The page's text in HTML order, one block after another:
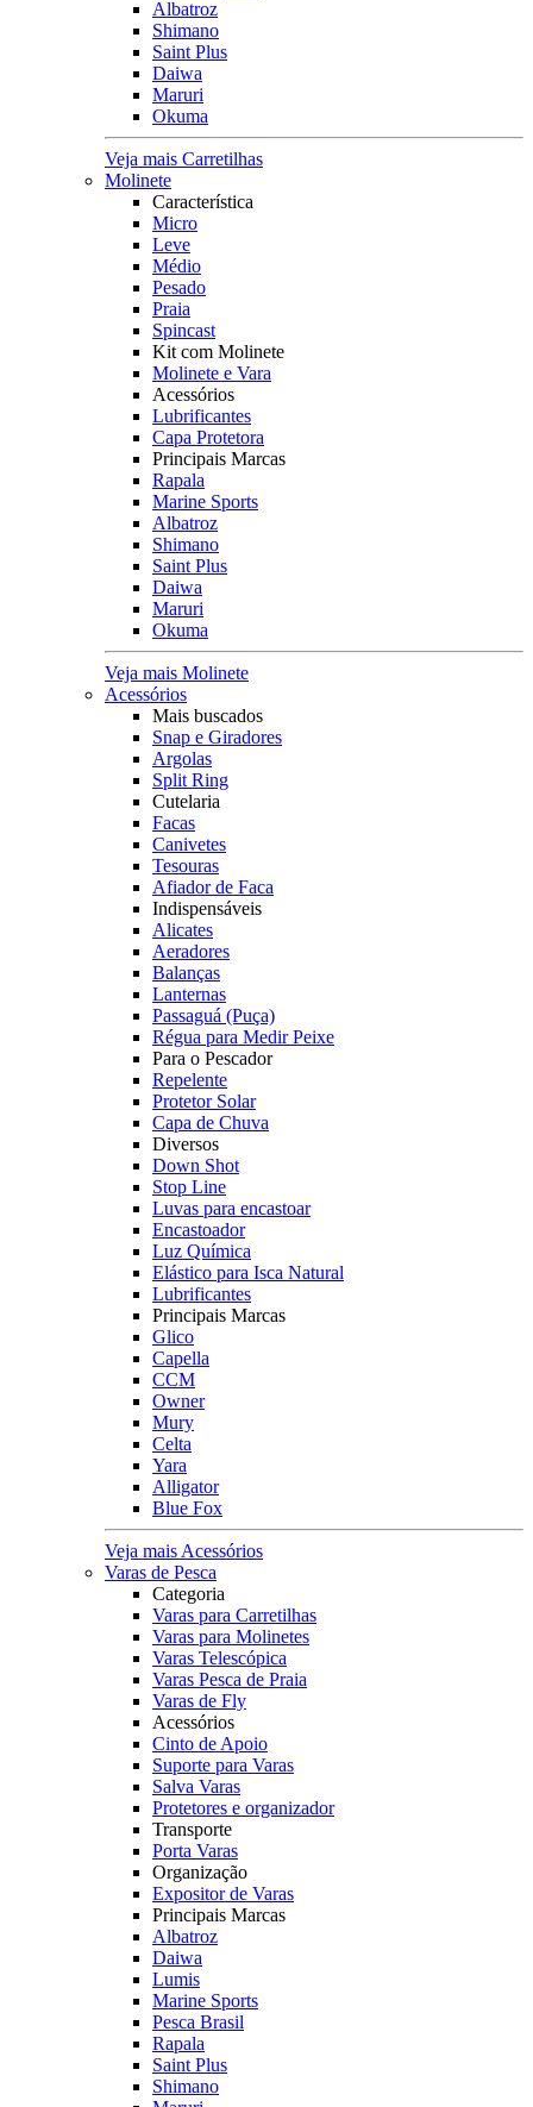
Albatroz
Shimano
Saint Plus
Daiwa
Maruri
Okuma
Veja mais Carretilhas
Molinete
Característica
Micro
Leve
Médio
Pesado
Praia
Spincast
Kit com Molinete
Molinete e Vara
Acessórios
Lubrificantes
Capa Protetora
Principais Marcas
Rapala
Marine Sports
Albatroz
Shimano
Saint Plus
Daiwa
Maruri
Okuma
Veja mais Molinete
Acessórios
Mais buscados
Snap e Giradores
Argolas
Split Ring
Cutelaria
Facas
Canivetes
Tesouras
Afiador de Faca
Indispensáveis
Alicates
Aeradores
Balanças
Lanternas
Passaguá (Puça)
Régua para Medir Peixe
Para o Pescador
Repelente
Protetor Solar
Capa de Chuva
Diversos
Down Shot
Stop Line
Luvas para encastoar
Encastoador
Luz Química
Elástico para Isca Natural
Lubrificantes
Principais Marcas
Glico
Capella
CCM
Owner
Mury
Celta
Yara
Alligator
Blue Fox
Veja mais Acessórios
Varas de Pesca
Categoria
Varas para Carretilhas
Varas para Molinetes
Varas Telescópica
Varas Pesca de Praia
Varas de Fly
Acessórios
Cinto de Apoio
Suporte para Varas
Salva Varas
Protetores e organizador
Transporte
Porta Varas
Organização
Expositor de Varas
Principais Marcas
Albatroz
Daiwa
Lumis
Marine Sports
Pesca Brasil
Rapala
Saint Plus
Shimano